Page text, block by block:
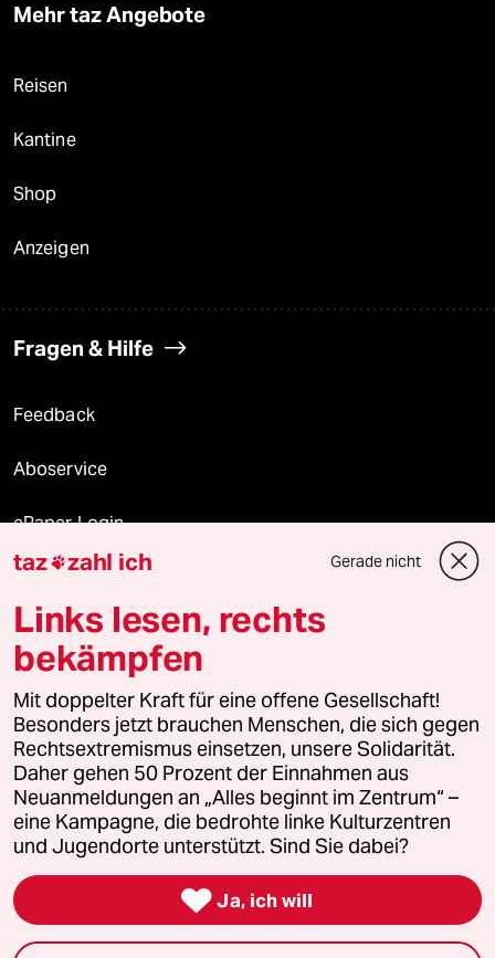
Mehr taz Angebote
Reisen
Kantine
Shop
Anzeigen
Fragen & Hilfe
Feedback
Aboservice
ePaper Login
Downloads für Abonnierende
© 2026 taz Verlags und Vertriebs GmbH
Alle Rechte vorbehalten. Bei rechtlichen Fragen oder für Genehmigungen
wenden Sie sich bitte an lizenzen@taz.de
Feedback Redaktionsstatut Kommune-Richtlinien
Leitlinie Informant Datenschutz Impressum AGB
Seitenwende Einwilligungen widerrufen (Ads)
taz zahl ich Gerade nicht
Links lesen, rechts
bekämpfen
Mit doppelter Kraft für eine offene Gesellschaft!
Besonders jetzt brauchen Menschen, die sich gegen
Rechtsextremismus einsetzen, unsere Solidarität.
Daher gehen 50 Prozent der Einnahmen aus
Neuanmeldungen an „Alles beginnt im Zentrum“ –
eine Kampagne, die bedrohte linke Kulturzentren
und Jugendorte unterstützt. Sind Sie dabei?
 Ja, ich will